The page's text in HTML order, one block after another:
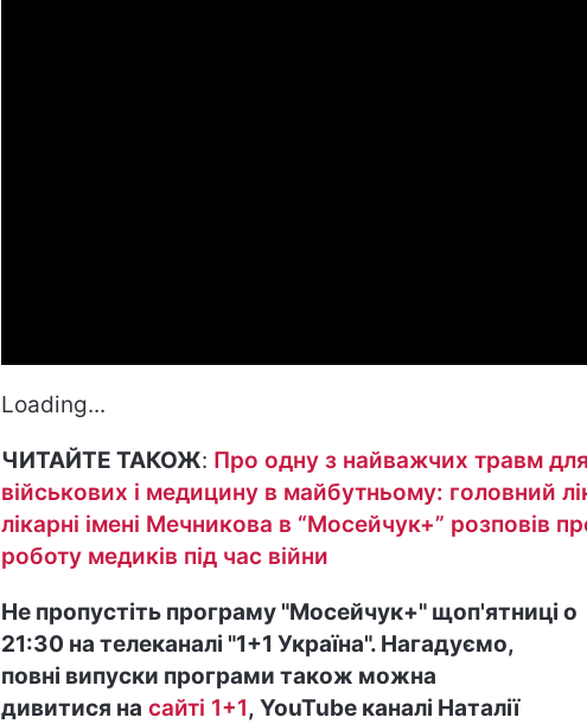
Loading...
ЧИТАЙТЕ ТАКОЖ: Про одну з найважчих травм для
військових і медицину в майбутньому: головний
лікарні імені Мечникова в “Мосейчук+” розповів
роботу медиків під час війни
Не пропустіть програму "Мосейчук+" щоп'ятниці о
21:30 на телеканалі "1+1 Україна". Нагадуємо,
повні випуски програми також можна
дивитися на сайті 1+1, YouTube каналі Наталії